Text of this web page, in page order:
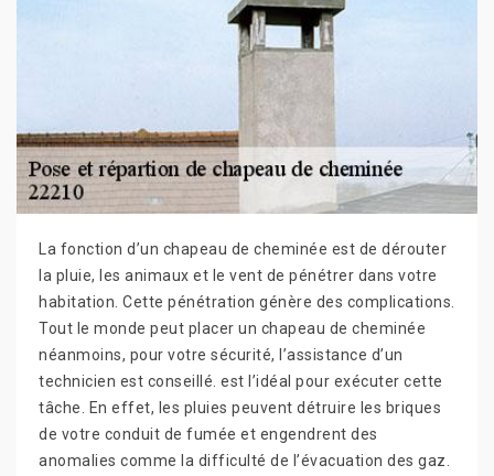
La fonction d’un chapeau de cheminée est de dérouter
la pluie, les animaux et le vent de pénétrer dans votre
habitation. Cette pénétration génère des complications.
Tout le monde peut placer un chapeau de cheminée
néanmoins, pour votre sécurité, l’assistance d’un
technicien est conseillé. est l’idéal pour exécuter cette
tâche. En effet, les pluies peuvent détruire les briques
de votre conduit de fumée et engendrent des
anomalies comme la difficulté de l’évacuation des gaz.